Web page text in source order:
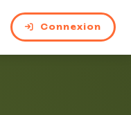
Connexion